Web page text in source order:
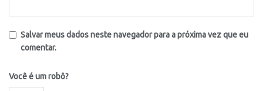
Salvar meus dados neste navegador para a próxima vez que eu
comentar.
Você é um robô?